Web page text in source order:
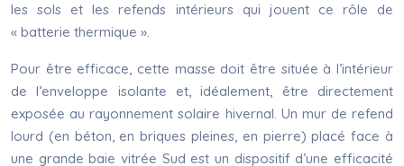
les sols et les refends intérieurs qui jouent ce rôle de
« batterie thermique ».
Pour être efficace, cette masse doit être située à l’intérieur
de l’enveloppe isolante et, idéalement, être directement
exposée au rayonnement solaire hivernal. Un mur de refend
lourd (en béton, en briques pleines, en pierre) placé face à
une grande baie vitrée Sud est un dispositif d’une efficacité